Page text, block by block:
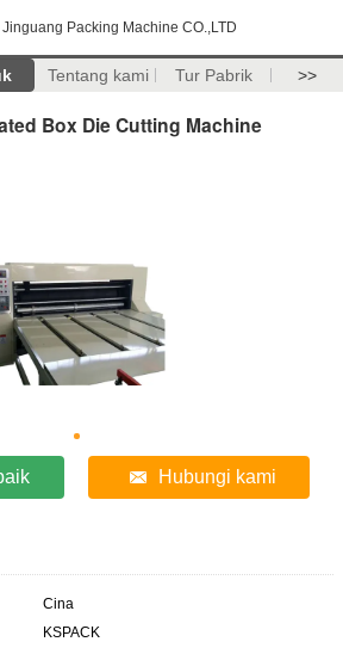
Jinguang Packing Machine CO.,LTD
Tentang kami Tur Pabrik >>
Box Die Cutting Machine
Hubungi kami
Cina
KSPACK